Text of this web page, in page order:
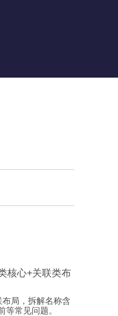
核心+关联类布
局，拆解名称含
常见问题。